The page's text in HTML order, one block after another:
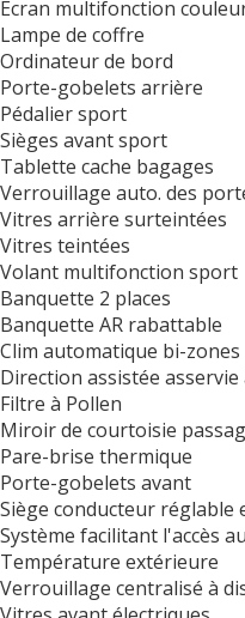
Ecran multifonction
Lampe de coffre
Ordinateur de bord
Porte-gobelets arrière
Pédalier sport
Sièges avant sport
Tablette cache bagages
Verrouillage auto. des
Vitres arrière surteintées
Vitres teintées
Volant multifonction sport
Banquette 2 places
Banquette AR rabattable
Clim automatique bi-zones
Direction assistée asservie
Filtre à Pollen
Miroir de courtoisie
Pare-brise thermique
Porte-gobelets avant
Siège conducteur réglable
Système facilitant l'accès
Température extérieure
Verrouillage centralisé à